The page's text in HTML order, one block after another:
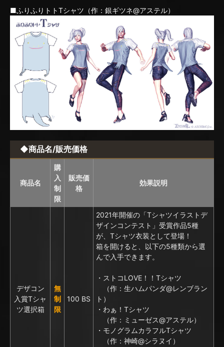
■ふりふりトトTシャツ（作：銀ギツネ@アステル）
◆商品名/販売価格
商品名
購
入
制
限
販売価
格
効果説明
デザコン
入賞Tシャ
ツ選択箱
無
制
限
100 BS
2021年開催の「Tシャツイラストデ
ザインコンテスト」受賞作品5種
が、Tシャツ衣装として登場！
箱を開けると、以下の5種類から選
んで入手できます。
・ストコLOVE！！Tシャツ
（作：生ハムパンダ@レンブラン
ト）
・わぁ！Tシャツ
（作：ミューゼス@アステル）
・モノグラムカラフルTシャツ
（作：神崎@シラヌイ）